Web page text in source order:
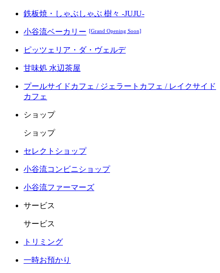
鉄板焼・しゃぶしゃぶ 樹々 -JUJU-
小谷流ベーカリー [Grand Opening Soon]
ピッツェリア・ダ・ヴェルデ
甘味処 水辺茶屋
プールサイドカフェ / ジェラートカフェ / レイクサイド
カフェ
ショップ
ショップ
セレクトショップ
小谷流コンビニショップ
小谷流ファーマーズ
サービス
サービス
トリミング
一時お預かり